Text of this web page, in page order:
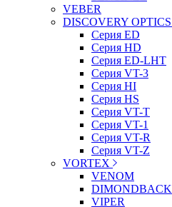
VEBER
DISCOVERY OPTICS
Серия ED
Серия HD
Серия ED-LHT
Серия VT-3
Серия HI
Серия HS
Серия VT-T
Серия VT-1
Серия VT-R
Серия VT-Z
VORTEX
VENOM
DIMONDBACK
VIPER